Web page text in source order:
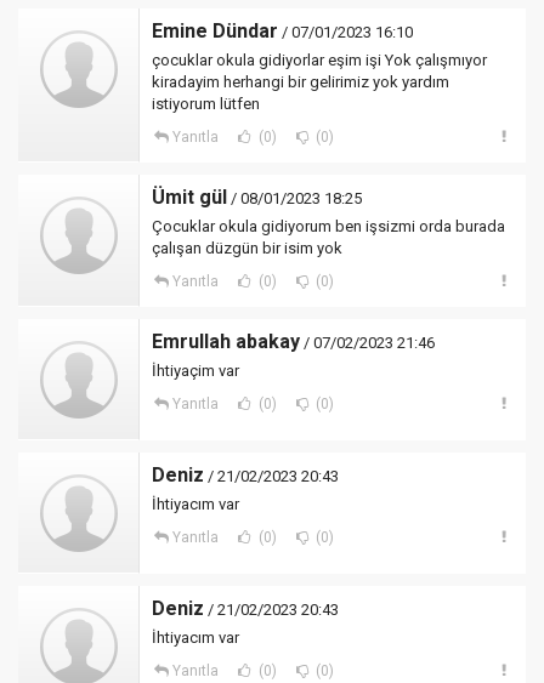
Emine Dündar / 07/01/2023 16:10
çocuklar okula gidiyorlar eşim işi Yok çalışmıyor
kiradayim herhangi bir gelirimiz yok yardım
istiyorum lütfen
Yanıtla (0) (0)
Ümit gül / 08/01/2023 18:25
Çocuklar okula gidiyorum ben işsizmi orda burada
çalışan düzgün bir isim yok
Yanıtla (0) (0)
Emrullah abakay / 07/02/2023 21:46
İhtiyaçim var
Yanıtla (0) (0)
Deniz / 21/02/2023 20:43
İhtiyacım var
Yanıtla (0) (0)
Deniz / 21/02/2023 20:43
İhtiyacım var
Yanıtla (0) (0)